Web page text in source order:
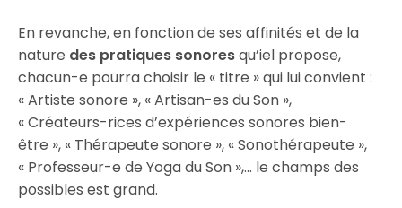
En revanche, en fonction de ses affinités et de la
nature des pratiques sonoresqu’iel propose,
chacun-e pourra choisir le « titre » qui lui convient :
« Artiste sonore », « Artisan-es du Son »,
« Créateurs-rices d’expériences sonores bien-
être », « Thérapeute sonore », « Sonothérapeute »,
« Professeur-e de Yoga du Son »,… le champs des
possibles est grand.